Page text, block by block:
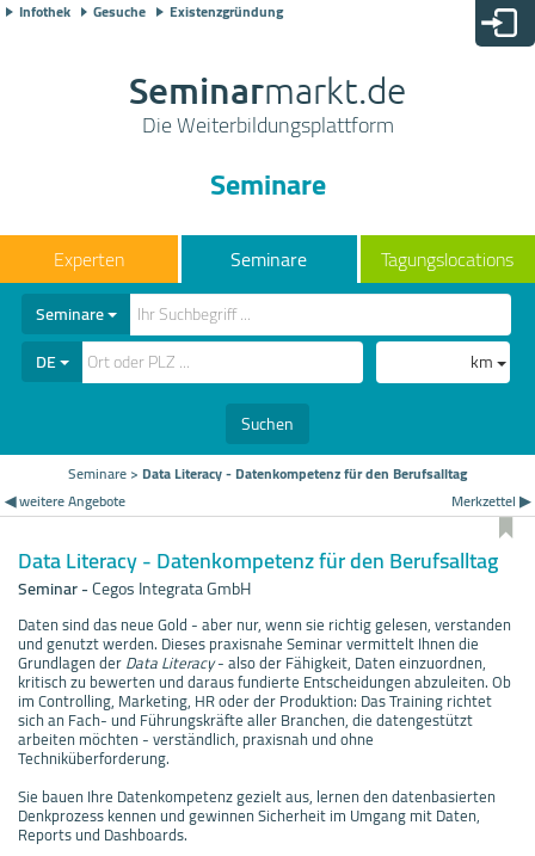
Infothek Gesuche Existenzgründung
Seminarmarkt.de
Die Weiterbildungsplattform
Seminare
Seminare Tagungslocations
Seminare
DE
km
Suchen
Seminare> Data Literacy - Datenkompetenz für den Berufsalltag
◀ weitere Angebote
Merkzettel ▶
Data Literacy - Datenkompetenz für den Berufsalltag
Seminar-Cegos Integrata GmbH
Daten sind das neue Gold - aber nur, wenn sie richtig gelesen, verstanden
und genutzt werden. Dieses praxisnahe Seminar vermittelt Ihnen die
Grundlagen derData Literacy- also der Fähigkeit, Daten einzuordnen,
kritisch zu bewerten und daraus fundierte Entscheidungen abzuleiten. Ob
im Controlling, Marketing, HR oder der Produktion: Das Training richtet
sich an Fach- und Führungskräfte aller Branchen, die datengestützt
arbeiten möchten - verständlich, praxisnah und ohne
Techniküberforderung.
Sie bauen Ihre Datenkompetenz gezielt aus, lernen den datenbasierten
Denkprozess kennen und gewinnen Sicherheit im Umgang mit Daten,
Reports und Dashboards.